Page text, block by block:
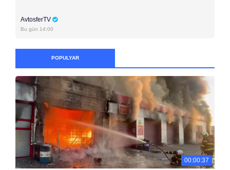
AvtosferTV
Bu gün 14:00
POPULYAR
00:00:37